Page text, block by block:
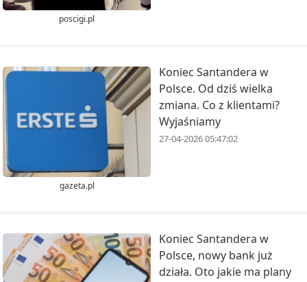
poscigi.pl
gazeta.pl
Koniec Santandera w
Polsce. Od dziś wielka
zmiana. Co z klientami?
Wyjaśniamy
27-04-2026 05:47:02
Koniec Santandera w
Polsce, nowy bank już
działa. Oto jakie ma plany